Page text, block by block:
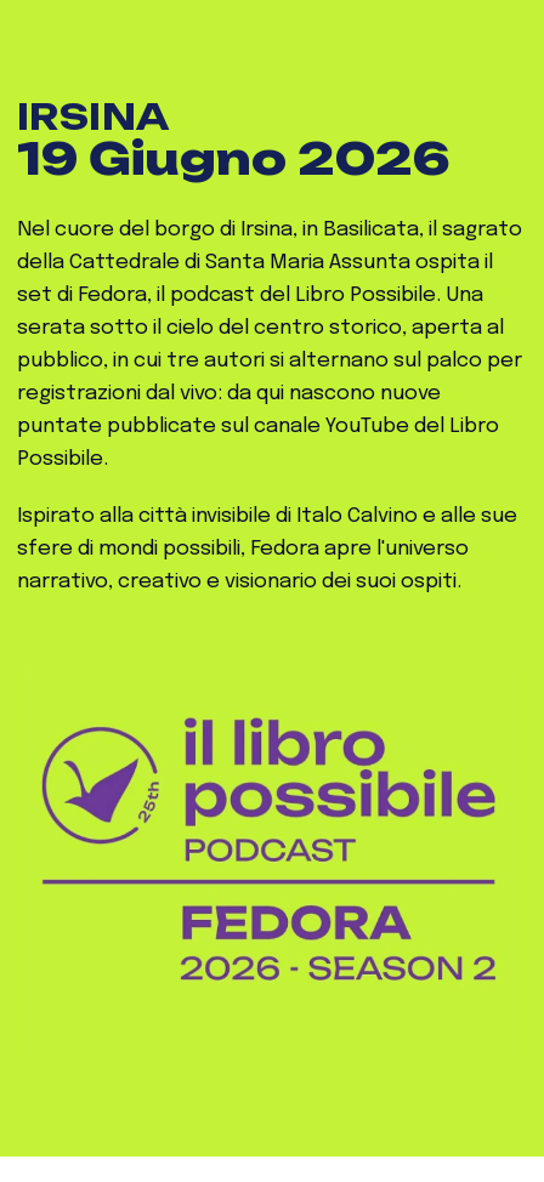
IRSINA
19 Giugno 2026
Nel cuore del borgo di Irsina, in Basilicata, il sagrato
della Cattedrale di Santa Maria Assunta ospita il
set di Fedora, il podcast del Libro Possibile. Una
serata sotto il cielo del centro storico, aperta al
pubblico, in cui tre autori si alternano sul palco per
registrazioni dal vivo: da qui nascono nuove
puntate pubblicate sul canale YouTube del Libro
Possibile.
Ispirato alla città invisibile di Italo Calvino e alle sue
sfere di mondi possibili, Fedora apre l'universo
narrativo, creativo e visionario dei suoi ospiti.